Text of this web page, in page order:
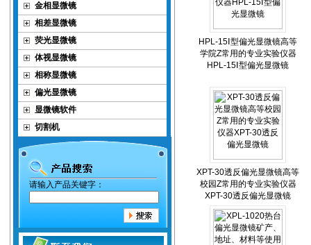
金相显微镜
相差显微镜
荧光显微镜
体视显微镜
相称显微镜
偏光显微镜
显微镜软件
切割机
请输入产品关键字：
HPL-15Ⅰ型偏光显微镜高等
学院Z常用的专业实验仪器
HPL-15Ⅰ型偏光显微镜
XPT-30透反偏光显微镜高等
校园Z常用的专业实验仪器
XPT-30透反偏光显微镜